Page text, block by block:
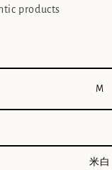
products
M
米白